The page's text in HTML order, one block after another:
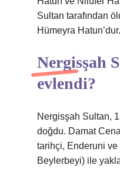
Sultan tarafından
Hümeyra Hatun’dur.
Nergisşah
evlendi?
Nergisşah Sultan,
doğdu. Damat
tarihçi, Enderuni ve
Beylerbeyi) ile